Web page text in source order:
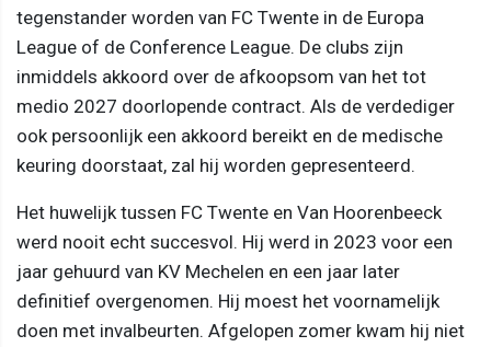
tegenstander worden van FC Twente in de Europa
League of de Conference League. De clubs zijn
inmiddels akkoord over de afkoopsom van het tot
medio 2027 doorlopende contract. Als de verdediger
ook persoonlijk een akkoord bereikt en de medische
keuring doorstaat, zal hij worden gepresenteerd.
Het huwelijk tussen FC Twente en Van Hoorenbeeck
werd nooit echt succesvol. Hij werd in 2023 voor een
jaar gehuurd van KV Mechelen en een jaar later
definitief overgenomen. Hij moest het voornamelijk
doen met invalbeurten. Afgelopen zomer kwam hij niet